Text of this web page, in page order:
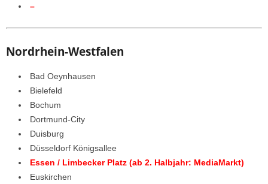
–
Nordrhein-Westfalen
Bad Oeynhausen
Bielefeld
Bochum
Dortmund-City
Duisburg
Düsseldorf Königsallee
Essen / Limbecker Platz (ab 2. Halbjahr: MediaMarkt)
Euskirchen